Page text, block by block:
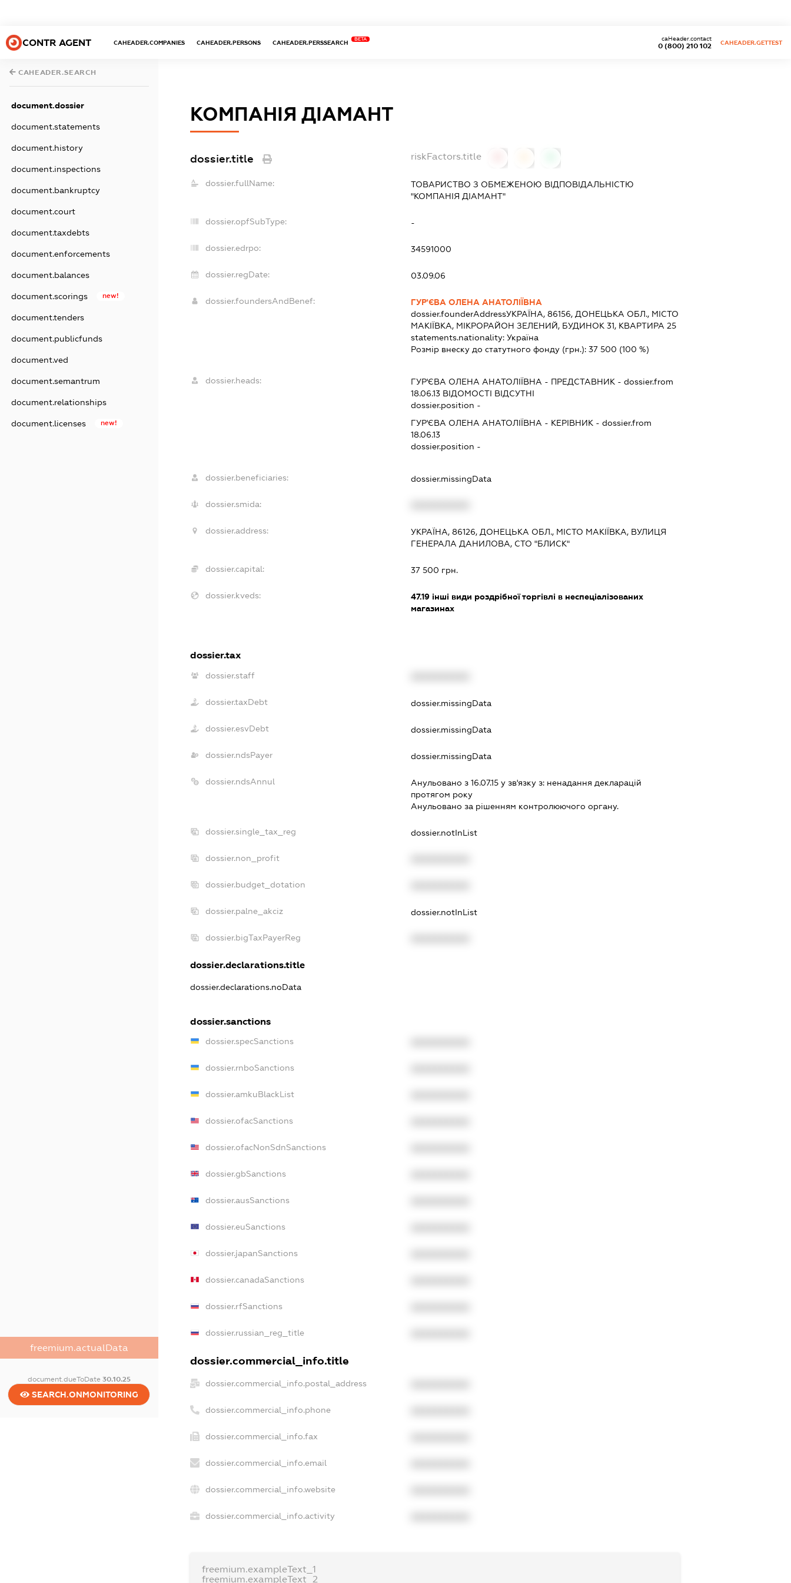
CONTR AGENT CAHEADER.COMPANIES CAHEADER.PERSONS CAHEADER.PERSSEARCH
BETA
0 (800) 210 102
caHeader.contact
CAHEADER.GETTEST
CAHEADER.SEARCH
document.dossier
document.statements
document.history
document.inspections
document.bankruptcy
document.court
document.taxdebts
document.enforcements
document.balances
document.scorings new!
document.tenders
document.publicfunds
document.ved
document.semantrum
document.relationships
document.licenses new!
freemium.actualData
document.dueToDate 30.10.25
SEARCH.ONMONITORING
КОМПАНІЯ ДІАМАНТ
dossier.title riskFactors.title
dossier.fullName:
ТОВАРИСТВО З ОБМЕЖЕНОЮ ВІДПОВІДАЛЬНІСТЮ
"КОМПАНІЯ ДІАМАНТ"
dossier.opfSubType: -
dossier.edrpo: 34591000
dossier.regDate: 03.09.06
dossier.foundersAndBenef:
ГУР'ЄВА ОЛЕНА АНАТОЛІЇВНА
dossier.founderAddressУКРАЇНА, 86156, ДОНЕЦЬКА ОБЛ., МІСТО
МАКІЇВКА, МІКРОРАЙОН ЗЕЛЕНИЙ, БУДИНОК 31, КВАРТИРА 25
statements.nationality: Україна
Розмір внеску до статутного фонду (грн.): 37 500 (100 %)
dossier.heads: ГУР'ЄВА ОЛЕНА АНАТОЛІЇВНА - ПРЕДСТАВНИК - dossier.from
18.06.13ВІДОМОСТІ ВІДСУТНІ
dossier.position -
ГУР'ЄВА ОЛЕНА АНАТОЛІЇВНА - КЕРІВНИК - dossier.from
18.06.13
dossier.position -
dossier.beneficiaries: dossier.missingData
dossier.smida:
dossier.address:
УКРАЇНА, 86126, ДОНЕЦЬКА ОБЛ., МІСТО МАКІЇВКА, ВУЛИЦЯ
ГЕНЕРАЛА ДАНИЛОВА, СТО "БЛИСК"
dossier.capital: 37 500 грн.
dossier.kveds: 47.19інші види роздрібної торгівлі в неспеціалізованих
магазинах
dossier.tax
dossier.staff
dossier.taxDebt dossier.missingData
dossier.esvDebt dossier.missingData
dossier.ndsPayer dossier.missingData
dossier.ndsAnnul Анульовано з 16.07.15 у зв'язку з: ненадання декларацiй
протягом року
Анульовано за рiшенням контролюючого органу.
dossier.single_tax_reg dossier.notInList
dossier.non_profit
dossier.budget_dotation
dossier.palne_akciz dossier.notInList
dossier.bigTaxPayerReg
dossier.declarations.title
dossier.declarations.noData
dossier.sanctions
dossier.specSanctions
dossier.rnboSanctions
dossier.amkuBlackList
dossier.ofacSanctions
dossier.ofacNonSdnSanctions
dossier.gbSanctions
dossier.ausSanctions
dossier.euSanctions
dossier.japanSanctions
dossier.canadaSanctions
dossier.rfSanctions
dossier.russian_reg_title
dossier.commercial_info.title
dossier.commercial_info.postal_address
dossier.commercial_info.phone
dossier.commercial_info.fax
dossier.commercial_info.email
dossier.commercial_info.website
dossier.commercial_info.activity
freemium.exampleText_1
freemium.exampleText_2